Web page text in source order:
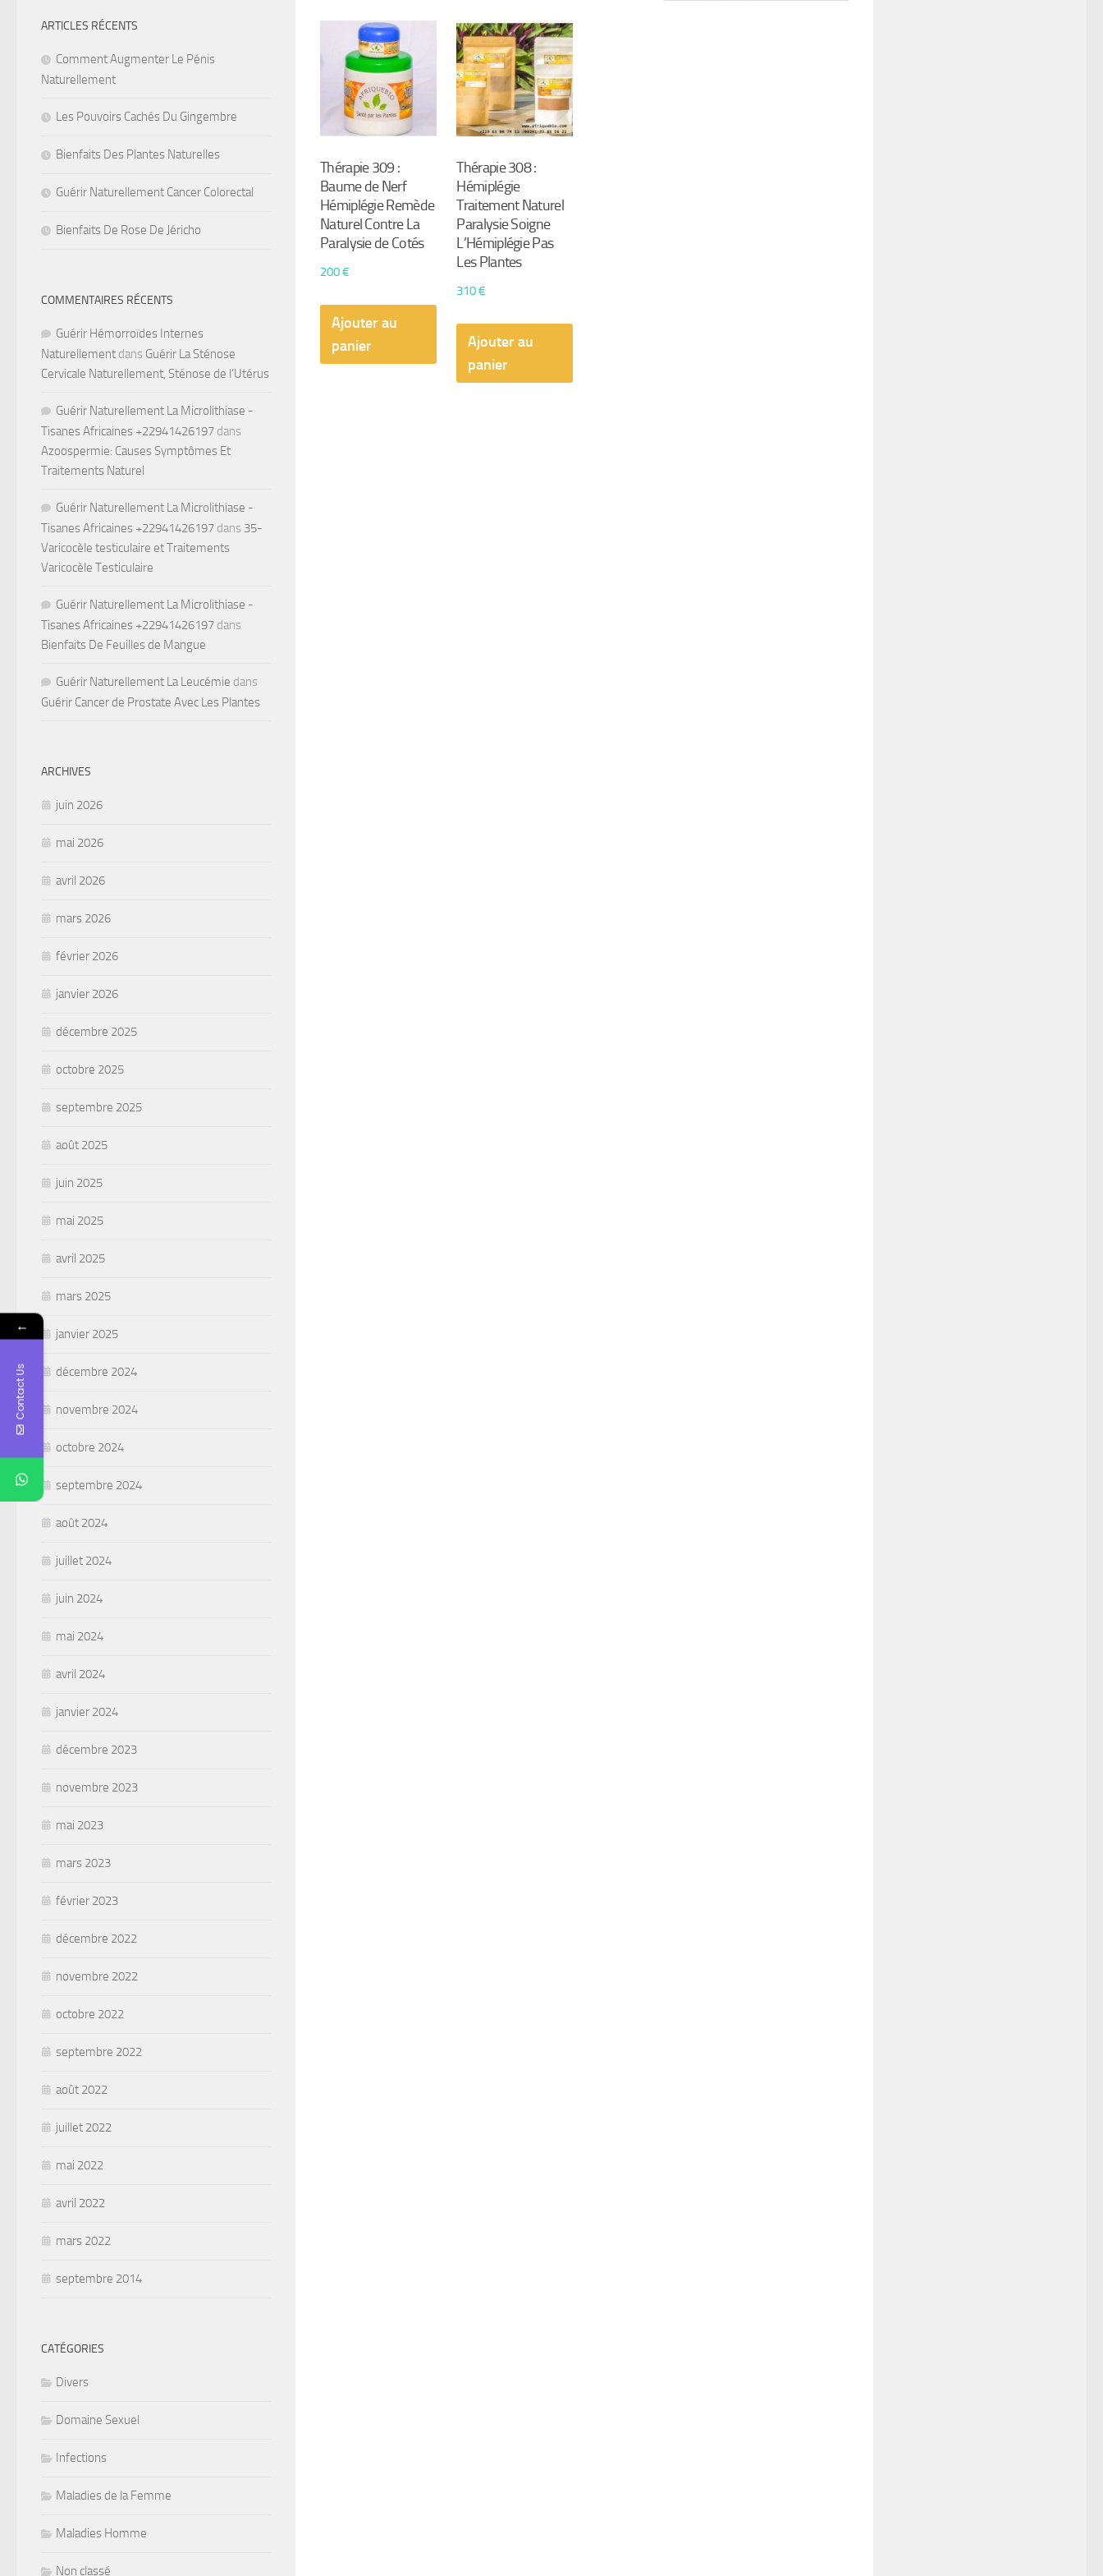
popularité
Thérapie 309 :
Baume de Nerf
Hémiplégie Remède
Naturel Contre La
Paralysie de Cotés
200€
Ajouter au
panier
Thérapie 308 :
Hémiplégie
Traitement Naturel
Paralysie Soigne
L’Hémiplégie Pas
Les Plantes
310€
Ajouter au
panier
ARTICLES RÉCENTS
Comment Augmenter Le Pénis
Naturellement
Les Pouvoirs Cachés Du Gingembre
Bienfaits Des Plantes Naturelles
Guérir Naturellement Cancer Colorectal
Bienfaits De Rose De Jéricho
COMMENTAIRES RÉCENTS
Guérir Hémorroïdes Internes
Naturellement dans Guérir La Sténose
Cervicale Naturellement, Sténose de l’Utérus
Guérir Naturellement La Microlithiase -
Tisanes Africaines +22941426197 dans
Azoospermie: Causes Symptômes Et
Traitements Naturel
Guérir Naturellement La Microlithiase -
Tisanes Africaines +22941426197 dans 35-
Varicocèle testiculaire et Traitements
Varicocèle Testiculaire
Guérir Naturellement La Microlithiase -
Tisanes Africaines +22941426197 dans
Bienfaits De Feuilles de Mangue
Guérir Naturellement La Leucémie dans
Guérir Cancer de Prostate Avec Les Plantes
ARCHIVES
juin 2026
mai 2026
avril 2026
mars 2026
février 2026
janvier 2026
décembre 2025
octobre 2025
septembre 2025
août 2025
juin 2025
mai 2025
avril 2025
mars 2025
janvier 2025
décembre 2024
novembre 2024
octobre 2024
septembre 2024
août 2024
juillet 2024
juin 2024
mai 2024
avril 2024
janvier 2024
décembre 2023
novembre 2023
mai 2023
mars 2023
février 2023
décembre 2022
novembre 2022
octobre 2022
septembre 2022
août 2022
juillet 2022
mai 2022
avril 2022
mars 2022
septembre 2014
CATÉGORIES
Divers
Domaine Sexuel
Infections
Maladies de la Femme
Maladies Homme
Non classé
←
Contact Us